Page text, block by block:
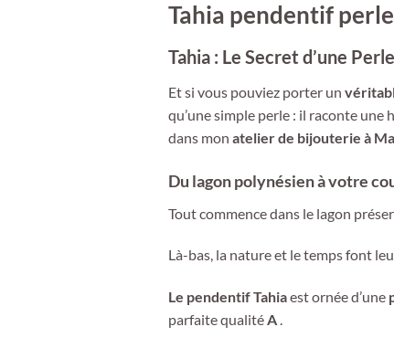
Tahia pendentif perle
Tahia : Le Secret d’une
Et si vous pouviez porter un
qu’une simple perle : il raconte une
dans mon atelier de bijouterie à
Du lagon polynésien à votre
Tout commence dans le lagon
Là-bas, la nature et le temps font
Le pendentif Tahiaest ornée d’une
parfaite qualitéA.